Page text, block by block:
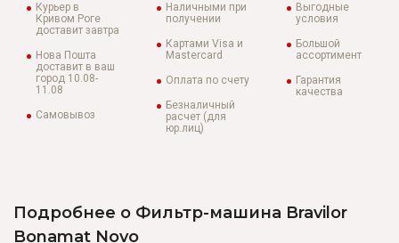
Курьер в
Кривом Роге
доставит завтра
Нова Пошта
доставит в ваш
город 10.08-
11.08
Самовывоз
Наличными при
получении
Картами Visa и
Mastercard
Оплата по счету
Безналичный
расчет (для
юр.лиц)
Выгодные
условия
Большой
ассортимент
Гарантия
качества
Подробнее о Фильтр-машина Bravilor
Bonamat Novo